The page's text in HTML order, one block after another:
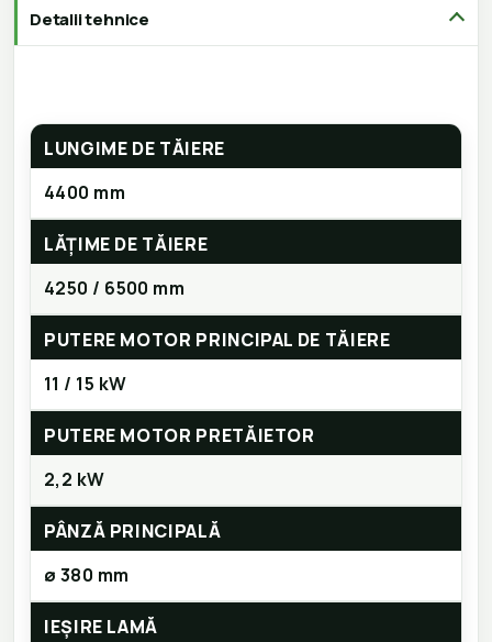
Detalii tehnice
LUNGIME DE TĂIERE
4400 mm
LĂȚIME DE TĂIERE
4250 / 6500 mm
PUTERE MOTOR PRINCIPAL DE TĂIERE
11 / 15 kW
PUTERE MOTOR PRETĂIETOR
2,2 kW
PÂNZĂ PRINCIPALĂ
ø 380 mm
IEȘIRE LAMĂ